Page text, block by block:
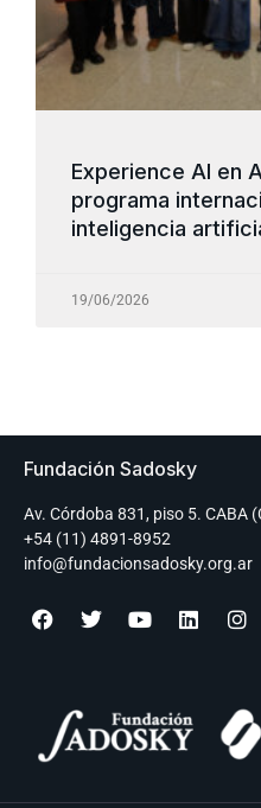
Experience AI en
programa
inteligencia
19/06/2026
Fundación Sadosky
Av. Córdoba 831, piso 5. CABA
+54 (11) 4891-8952
info@fundacionsadosky.org.ar